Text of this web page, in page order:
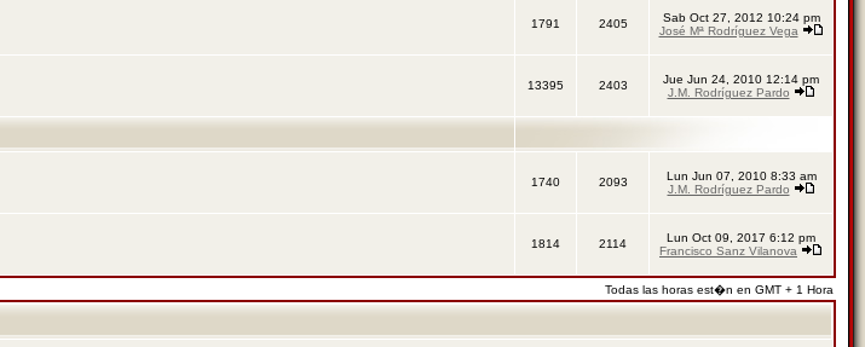
1791 2405
Sab Oct 27, 2012 10:24 pm
José Mª Rodríguez Vega
13395 2403
Jue Jun 24, 2010 12:14 pm
J.M. Rodríguez Pardo
1740 2093
Lun Jun 07, 2010 8:33 am
J.M. Rodríguez Pardo
1814 2114
Lun Oct 09, 2017 6:12 pm
Francisco Sanz Vilanova
Todas las horas est�n en GMT + 1 Hora